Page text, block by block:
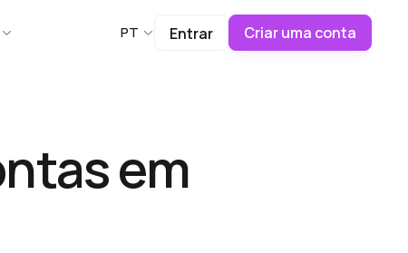
PT Entrar Criar uma conta
em